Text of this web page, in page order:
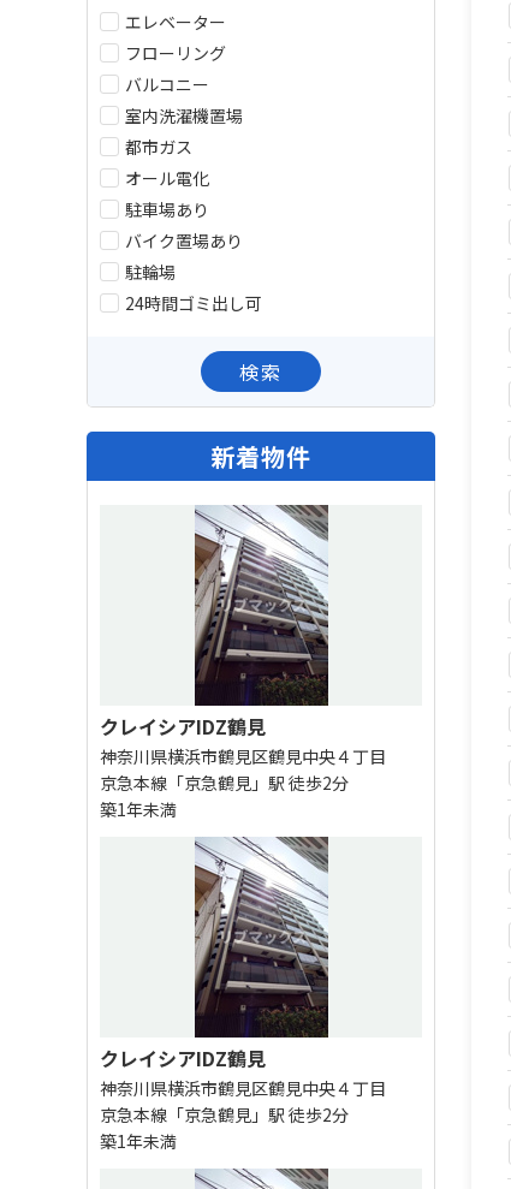
エレベーター
フローリング
バルコニー
室内洗濯機置場
都市ガス
オール電化
駐車場あり
バイク置場あり
駐輪場
24時間ゴミ出し可
検索
新着物件
クレイシアIDZ鶴見
神奈川県横浜市鶴見区鶴見中央４丁目
京急本線「京急鶴見」駅 徒歩2分
築1年未満
クレイシアIDZ鶴見
神奈川県横浜市鶴見区鶴見中央４丁目
京急本線「京急鶴見」駅 徒歩2分
築1年未満